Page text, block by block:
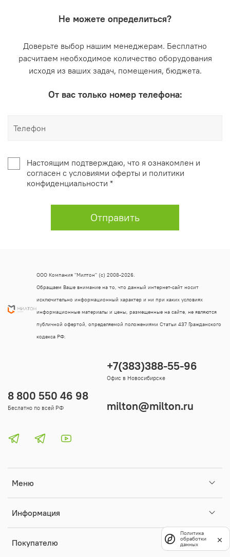
Не можете определиться?
Доверьте выбор нашим менеджерам. Бесплатно
расчитаем необходимое количество оборудования
исходя из ваших задач, помещения, бюджета.
От вас только номер телефона:
Настоящим подтверждаю, что я ознакомлен и
согласен с условиями оферты и политики
конфиденциальности *
Отправить
Меню
Информация
Покупателю
8 800 550 46 98
Беслатно по всей РФ
+7(383)388-55-96
Офис в Новосибирске
milton@milton.ru
ООО Компания "Милтон" (с) 2008-2026.
Обращаем Ваше внимание на то, что данный интернет-сайт носит
исключительно информационный характер и ни при каких условиях
информационные материалы и цены, размещенные на сайте, не являются
публичной офертой, определяемой положениями Статьи 437 Гражданского
кодекса РФ.
Политика
обработки
данных